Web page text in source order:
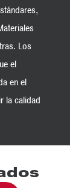
Los
el
en el
la calidad